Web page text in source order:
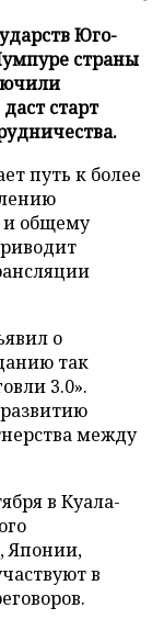
Юго-
страны
старт
путь к более
и общему
о
так
3.0».
между
в Куала-
Японии,
в